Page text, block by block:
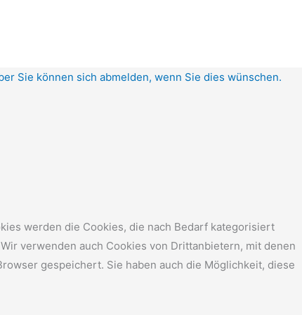
Sie können sich abmelden, wenn Sie dies wünschen.
werden die Cookies, die nach Bedarf kategorisiert
verwenden auch Cookies von Drittanbietern, mit denen
gespeichert. Sie haben auch die Möglichkeit, diese